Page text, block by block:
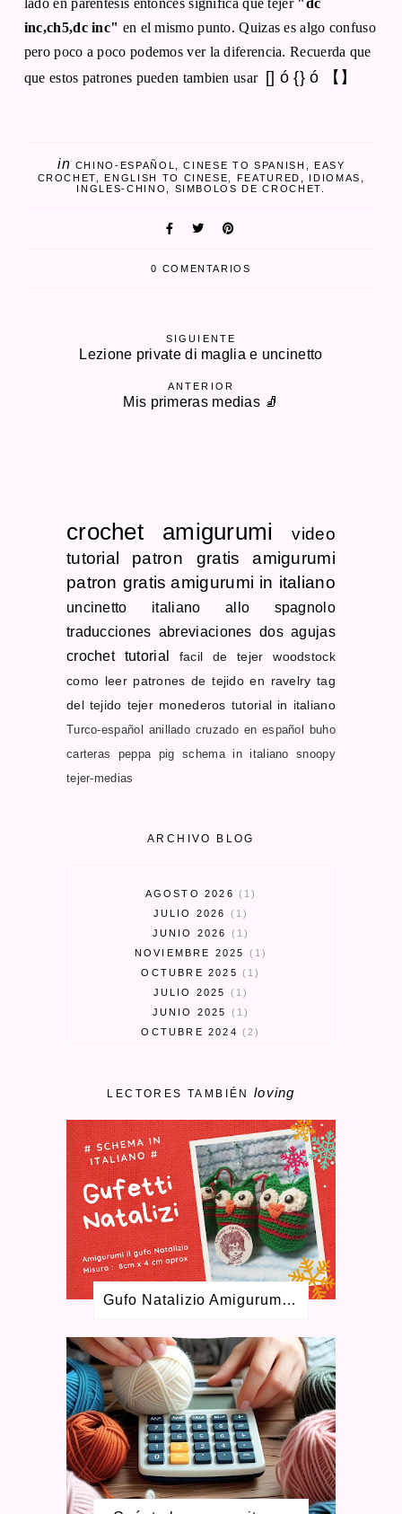
inc,ch5,dc inc" en el mismo punto. Quizas es algo confuso
pero poco a poco podemos ver la diferencia. Recuerda que
que estos patrones pueden tambien usar [] ó {} ó 【】
in CHINO-ESPAÑOL CINESE TO SPANISH
EASY
CROCHET
ENGLISH TO CINESE FEATURED
IDIOMAS
INGLES-CHINO
SIMBOLOS DE CROCHET.
0 COMENTARIOS
SIGUIENTE
Lezione private di maglia e uncinetto
ANTERIOR
Mis primeras medias 🧦
crochet amigurumi
video
tutorial
patron gratis
amigurumi
patron gratis amigurumi in italiano
uncinetto
italiano allo spagnolo
traducciones abreviaciones dos agujas
crochet tutorial
facil de tejer
woodstock
como leer patrones de tejido en ravelry tag
del tejido tejer monederos tutorial in italiano
Turco-español anillado cruzado en español buho
carteras
peppa pig schema in italiano
snoopy
tejer-medias
ARCHIVO BLOG
AGOSTO 2026
1
JULIO 2026
1
JUNIO 2026
1
NOVIEMBRE 2025
1
OCTUBRE 2025
1
JULIO 2025
1
JUNIO 2025
1
OCTUBRE 2024
2
FEBRERO 2024
MAYO 2023
1
ABRIL 2023
3
MARZO 2023
1
ENERO 2023
2
SEPTIEMBRE 2022
1
AGOSTO 2022
1
MAYO 2022
1
FEBRERO 2022
2
OCTUBRE 2021
2
ABRIL 2021
4
FEBRERO 2021
4
ENERO 2021
1
DICIEMBRE 2020
4
NOVIEMBRE 2020
2
JULIO 2020
7
MAYO 2020
4
ABRIL 2020
3
LECTORES TAMBIÉNloving
Gufo Natalizio Amigurumi Schema Gratuito